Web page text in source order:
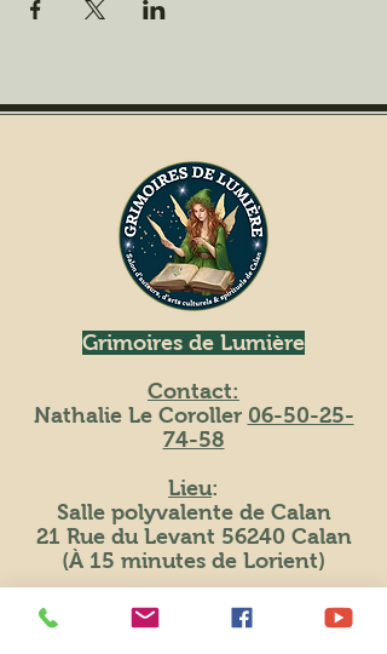
Grimoires de Lumière
Contact:
Nathalie Le Coroller 06-50-25-
74-58
Lieu:
Salle polyvalente de Calan
21 Rue du Levant 56240 Calan
(À 15 minutes de Lorient)
E-mail:
grimoiresdelumiere@gmail.com